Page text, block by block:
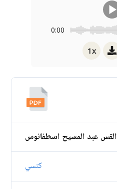
0:00
1x
القس عبد المسيح اسطفانوس
كنسي